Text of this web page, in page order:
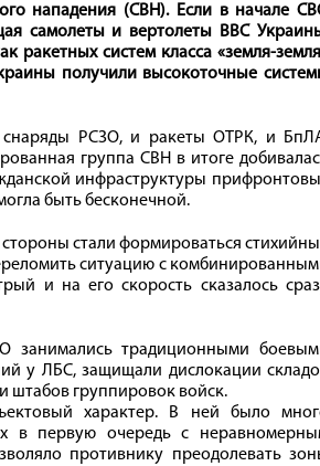
нападения (СВН). Если в начале
самолеты и вертолеты ВВС
ракетных систем класса «земля-­
получили высокоточные
РСЗО, и ракеты ОТРК, и
группа СВН в итоге
инфраструктуры
быть бесконечной.
стали формироваться
ситуацию с
и на его скорость сказалось
занимались традиционными
у ЛБС, защищали дислокации
штабов группировок войск.
характер. В ней было
в первую очередь с
противнику преодолевать